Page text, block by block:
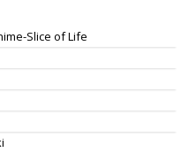
Slice of Life